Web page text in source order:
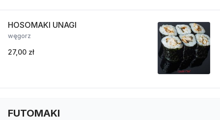
HOSOMAKI UNAGI
węgorz
27,00 zł
FUTOMAKI